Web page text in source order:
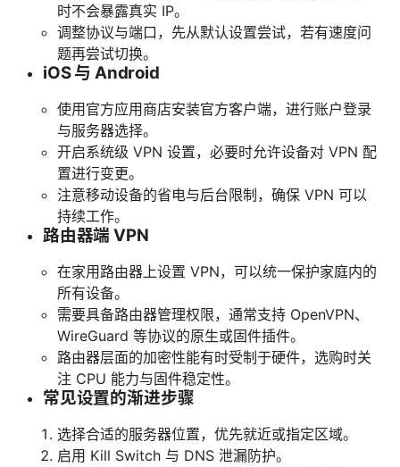
时不会暴露真实 IP。
调整协议与端口，先从默认设置尝试，若有速度问
题再尝试切换。
iOS 与 Android
使用官方应用商店安装官方客户端，进行账户登录
与服务器选择。
开启系统级 VPN 设置，必要时允许设备对 VPN 配
置进行变更。
注意移动设备的省电与后台限制，确保 VPN 可以
持续工作。
路由器端 VPN
在家用路由器上设置 VPN，可以统一保护家庭内的
所有设备。
需要具备路由器管理权限，通常支持 OpenVPN、
WireGuard 等协议的原生或固件插件。
路由器层面的加密性能有时受制于硬件，选购时关
注 CPU 能力与固件稳定性。
常见设置的渐进步骤
选择合适的服务器位置，优先就近或指定区域。
启用 Kill Switch 与 DNS 泄漏防护。